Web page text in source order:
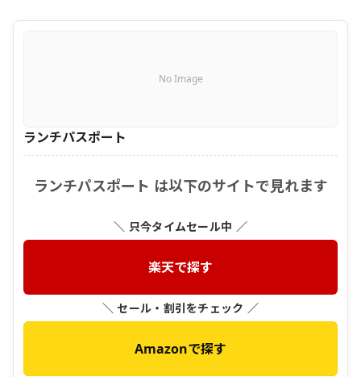
No Image
ランチパスポート
ランチパスポート は以下のサイトで見れます
＼ 只今タイムセール中 ／
楽天で探す
＼ セール・割引をチェック ／
Amazonで探す